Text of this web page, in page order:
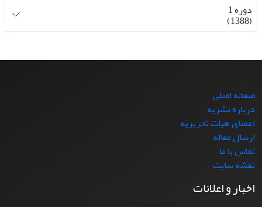
دوره 1
(1388)
صفحه اصلی
درباره نشریه
اعضای هیات تحریریه
ارسال مقاله
تماس با ما
نقشه سایت
اخبار و اعلانات